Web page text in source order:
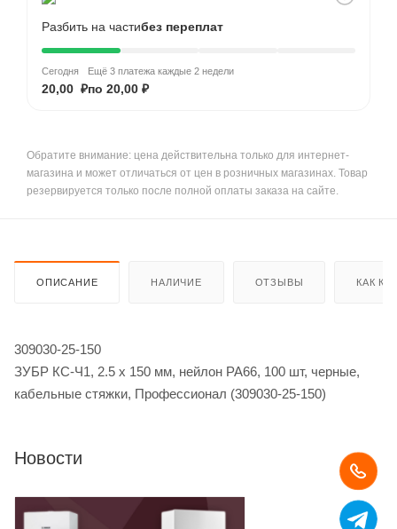
Разбить на частибез переплат
Сегодня
20,00 ₽
Ещё 3 платежа каждые 2 недели
по 20,00 ₽
Обратите внимание: цена действительна только для интернет-
магазина и может отличаться от цен в розничных магазинах. Товар
резервируется только после полной оплаты заказа на сайте.
ОПИСАНИЕ НАЛИЧИЕ ОТЗЫВЫ КАК
309030-25-150
ЗУБР КС-Ч1, 2.5 x 150 мм, нейлон РА66, 100 шт, черные,
кабельные стяжки, Профессионал (309030-25-150)
Новости